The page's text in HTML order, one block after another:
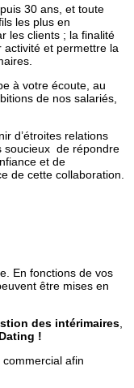
30 ans, et toute
les plus en
les clients ; la finalité
activité et permettre la
à votre écoute, au
de nos salariés,
d’étroites relations
soucieux de répondre
et de
de cette collaboration.
En fonctions de vos
être mises en
des intérimaires
!
commercial afin